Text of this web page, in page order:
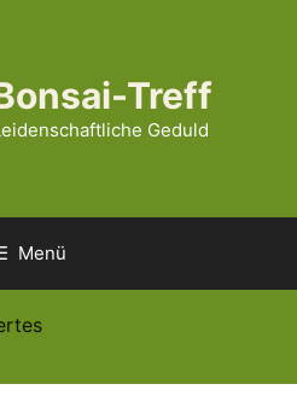
Treff
Geduld
Menü